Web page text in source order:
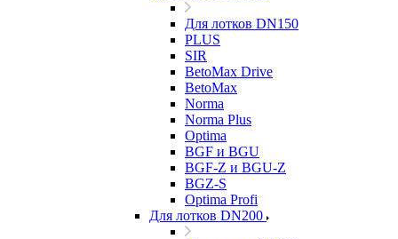
Для лотков DN150
PLUS
SIR
BetoMax Drive
BetoMax
Norma
Norma Plus
Optima
BGF и BGU
BGF-Z и BGU-Z
BGZ-S
Optima Profi
Для лотков DN200